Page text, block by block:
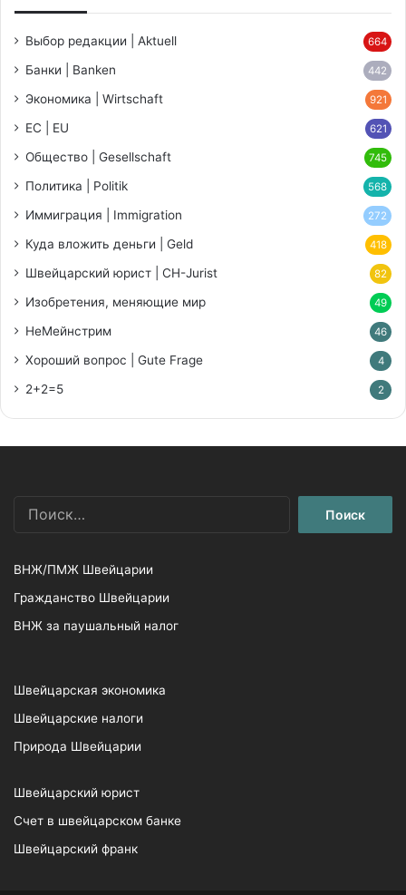
Выбор редакции | Aktuell 664
Банки | Banken 442
Экономика | Wirtschaft 921
ЕС | EU 621
Общество | Gesellschaft 745
Политика | Politik 568
Иммиграция | Immigration 272
Куда вложить деньги | Geld 418
Швейцарский юрист | CH-Jurist 82
Изобретения, меняющие мир 49
НеМейнстрим 46
Хороший вопрос | Gute Frage 4
2+2=5 2
ВНЖ/ПМЖ Швейцарии
Гражданство Швейцарии
ВНЖ за паушальный налог
Швейцарская экономика
Швейцарские налоги
Природа Швейцарии
Швейцарский юрист
Счет в швейцарском банке
Швейцарский франк